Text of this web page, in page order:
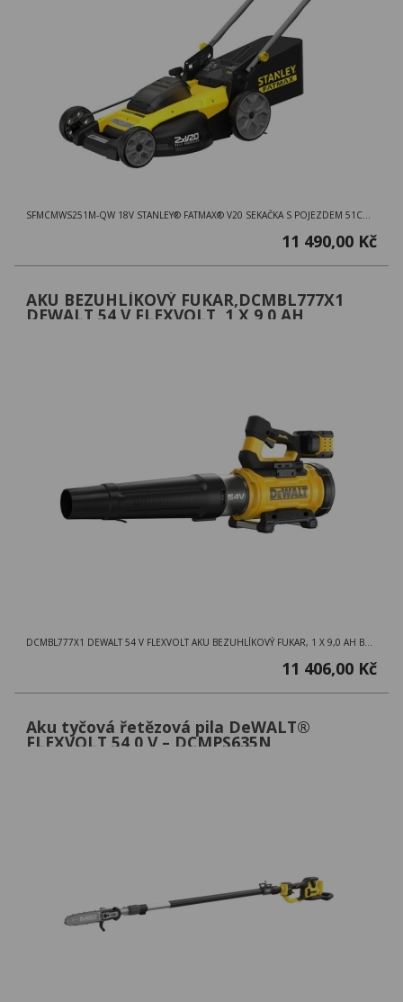
11 490,00 Kč
AKU BEZUHLÍKOVÝ FUKAR,DCMBL777X1
DEWALT 54 V FLEXVOLT, 1 X 9,0 AH
DCMBL777X1 DEWALT 54 V FLEXVOLT AKU BEZUHLÍKOVÝ FUKAR, 1 X 9,0 AH BATERIE, NABÍJEČKA
11 406,00 Kč
Aku tyčová řetězová pila DeWALT®
FLEXVOLT 54,0 V – DCMPS635N